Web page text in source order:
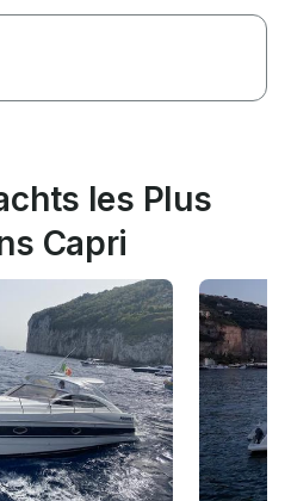
les Plus
Capri